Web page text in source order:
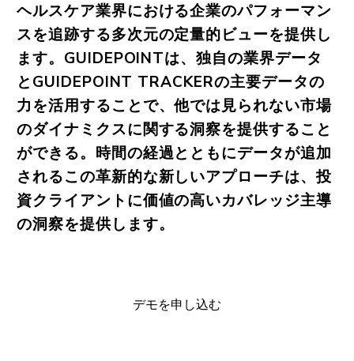
ヘルスケア業界における企業のパフォーマン
スを追跡する多次元の定量的ビューを提供し
ます。GUIDEPOINTは、独自の業界データ
とGUIDEPOINT TRACKERの主要データの
力を活用することで、他では見られない市場
のダイナミクスに関する洞察を提供すること
ができる。時間の経過とともにデータが追加
されるこの革新的な新しいアプローチは、投
資クライアントに価値の高いカバレッジ主導
の洞察を提供します。
デモを申し込む